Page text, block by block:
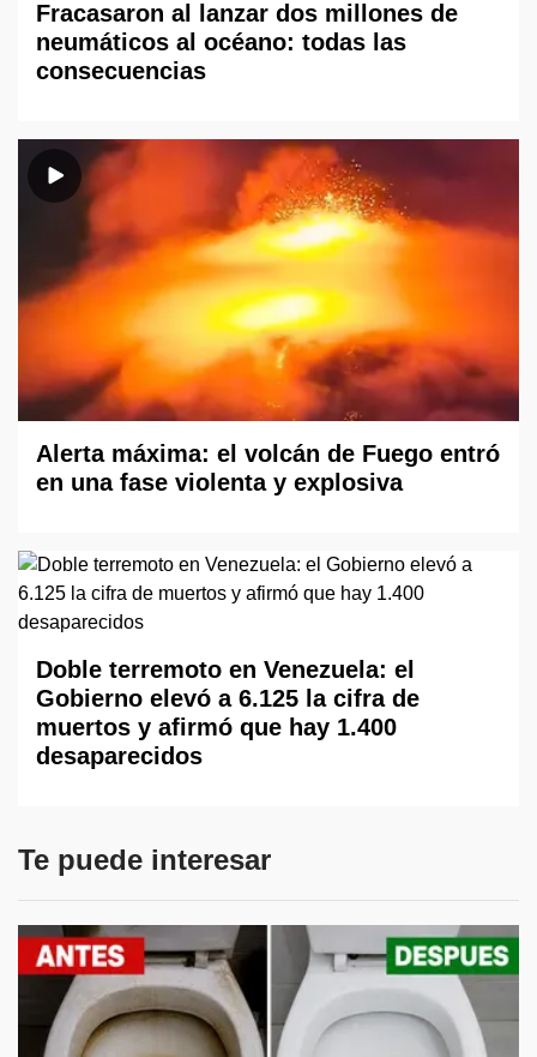
Fracasaron al lanzar dos millones de
neumáticos al océano: todas las
consecuencias
Alerta máxima: el volcán de Fuego entró
en una fase violenta y explosiva
Doble terremoto en Venezuela: el
Gobierno elevó a 6.125 la cifra de
muertos y afirmó que hay 1.400
desaparecidos
Te puede interesar